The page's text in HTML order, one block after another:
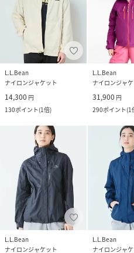
L.L.Bean
ナイロンジャケット
14,300 円
130ポイント(1倍)
L.L.Bean
ナイロンジャ
31,900 円
290ポイント(1
L.L.Bean
ナイロンジャケット
L.L.Bean
ナイロンジャ